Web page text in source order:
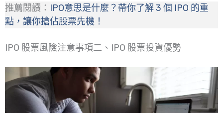
推薦閱讀： IPO意思是什麼？帶你了解 3 個 IPO 的重
點，讓你搶佔股票先機！
IPO 股票風險注意事項二、IPO 股票投資優勢